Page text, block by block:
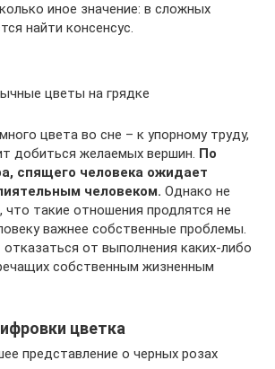
иное значение: в сложных
найти консенсус.
цветы на грядке
цвета во сне – к упорному труду,
добиться желаемых вершин. По
спящего человека ожидает
человеком. Однако не
такие отношения продлятся не
важнее собственные проблемы.
от выполнения каких-либо
собственным жизненным
цветка
представление о черных розах